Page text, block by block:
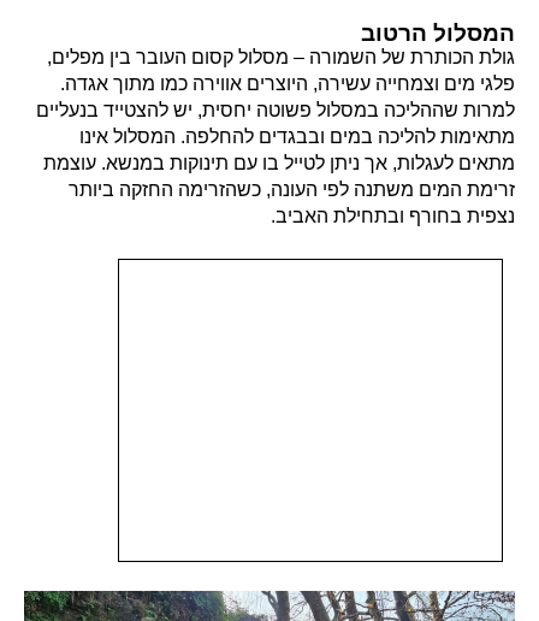
המסלול הרטוב
גולת הכותרת של השמורה – מסלול קסום העובר בין מפלים,
פלגי מים וצמחייה עשירה, היוצרים אווירה כמו מתוך אגדה.
למרות שההליכה במסלול פשוטה יחסית, יש להצטייד בנעליים
מתאימות להליכה במים ובבגדים להחלפה. המסלול אינו
מתאים לעגלות, אך ניתן לטייל בו עם תינוקות במנשא. עוצמת
זרימת המים משתנה לפי העונה, כשהזרימה החזקה ביותר
נצפית בחורף ובתחילת האביב.